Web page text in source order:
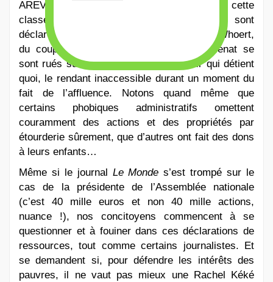
AREVA…, éclairant ainsi la population sur cette
classe dirigeante ? Tous les patrimoines sont
déclarés et sont publics, s’est énervé Éric Whoert,
du coup les téléspectateurs de Public Sénat se
sont rués sur le site officiel pour savoir qui détient
quoi, le rendant inaccessible durant un moment du
fait de l’affluence. Notons quand même que
certains phobiques administratifs omettent
couramment des actions et des propriétés par
étourderie sûrement, que d’autres ont fait des dons
à leurs enfants…
Même si le journal Le Monde s’est trompé sur le
cas de la présidente de l’Assemblée nationale
(c’est 40 mille euros et non 40 mille actions,
nuance !), nos concitoyens commencent à se
questionner et à fouiner dans ces déclarations de
ressources, tout comme certains journalistes. Et
se demandent si, pour défendre les intérêts des
pauvres, il ne vaut pas mieux une Rachel Kéké